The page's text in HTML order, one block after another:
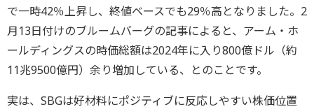
で一時42％上昇し、終値ベースでも29％高となりました。2
月13日付けのブルームバーグの記事によると、アーム・ホ
ールディングスの時価総額は2024年に入り800億ドル（約
11兆9500億円）余り増加している、とのことです。
実は、SBGは好材料にポジティブに反応しやすい株価位置